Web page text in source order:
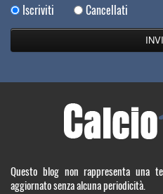
Iscriviti
Cancellati
Questo blog non rappresenta una
aggiornato senza alcuna periodicità.